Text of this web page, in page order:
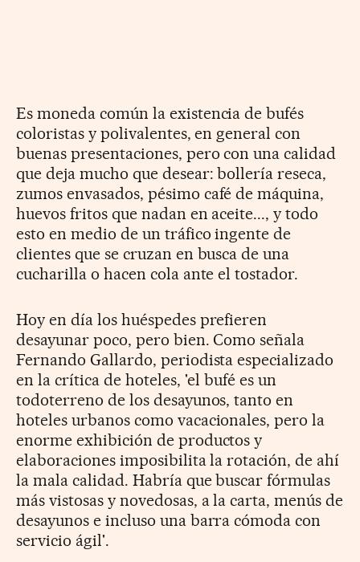
Es moneda común la existencia de bufés
coloristas y polivalentes, en general con
buenas presentaciones, pero con una calidad
que deja mucho que desear: bollería reseca,
zumos envasados, pésimo café de máquina,
huevos fritos que nadan en aceite..., y todo
esto en medio de un tráfico ingente de
clientes que se cruzan en busca de una
cucharilla o hacen cola ante el tostador.
Hoy en día los huéspedes prefieren
desayunar poco, pero bien. Como señala
Fernando Gallardo, periodista especializado
en la crítica de hoteles, 'el bufé es un
todoterreno de los desayunos, tanto en
hoteles urbanos como vacacionales, pero la
enorme exhibición de productos y
elaboraciones imposibilita la rotación, de ahí
la mala calidad. Habría que buscar fórmulas
más vistosas y novedosas, a la carta, menús de
desayunos e incluso una barra cómoda con
servicio ágil'.